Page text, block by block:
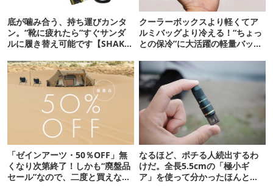
底が噛み合う、持ち運びカンタ
ン。“靴に疲れたら”すぐサンダ
ルに履き替え可能です【SHAKA
クーラーボックスより軽くてア
ルミバッグより冷える！“ちょっ
との保冷”に大活躍の軽量バッグ
「ゼインアーツ・50％OFF」無
くなり次第終了！しかも“廃盤品
セール”なので、二度と買えない
なるほど、ポチる人続出するわ
けだ。全長5.5cmの「極小ギ
ア」を使って分かったほんとの